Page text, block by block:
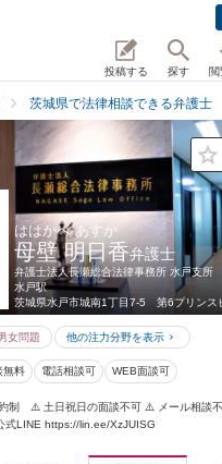
投稿する 探す
茨城県で法律相談できる弁護士
ははかべ あすか
母壁 明日香弁護士
弁護士法人長瀬総合法律事務所 水戸支所
水戸駅
茨城県水戸市城南1丁目7-5 第6プリンス
女問題 他の注力分野を表示
無料 電話相談可 WEB面談可
制 ⚠️ 土日祝日の面談不可 ⚠️ メール相談
LINE https://lin.ee/XzJUISG